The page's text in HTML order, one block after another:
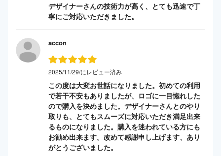
デザイナーさんの技術力が高く、とても迅速で丁
寧にご対応いただきました。
accon
2025/11/29/にレビュー済み
この度は大変お世話になりました。初めての利用
で若干不安もありましたが、ロゴに一目惚れした
ので購入を決めました。デザイナーさんとのやり
取りも、とてもスムーズに対応いただき満足出来
るものになりました。購入を迷われている方にも
お勧め出来ます。改めて感謝申し上げます、あり
がとうございました。